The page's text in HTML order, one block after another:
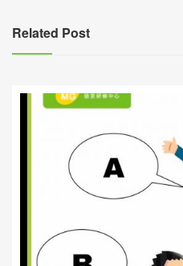
覽
Related Post